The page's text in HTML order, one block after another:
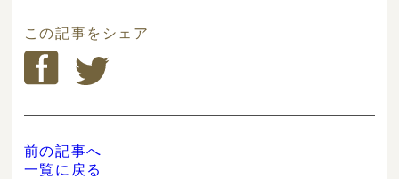
この記事をシェア
前の記事へ
一覧に戻る